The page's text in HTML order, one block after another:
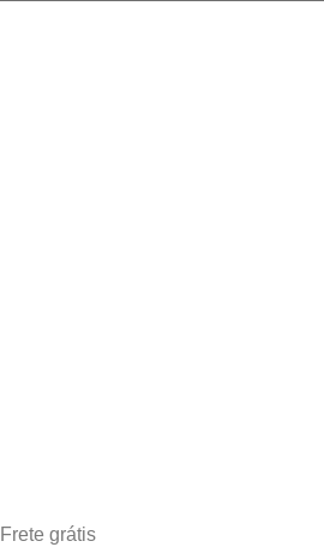
Frete grátis